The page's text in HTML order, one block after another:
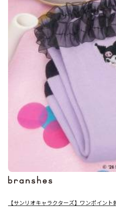
【サンリオキャラクターズ】ワンポイン